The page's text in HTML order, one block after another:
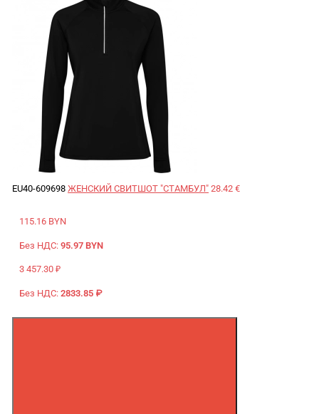
EU40-609698 ЖЕНСКИЙ СВИТШОТ "СТАМБУЛ" 28.42 €
115.16 BYN
Без НДС: 95.97 BYN
3 457.30 ₽
Без НДС: 2833.85 ₽